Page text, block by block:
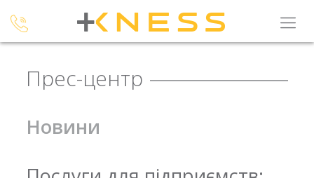
Прес-центр
Новини